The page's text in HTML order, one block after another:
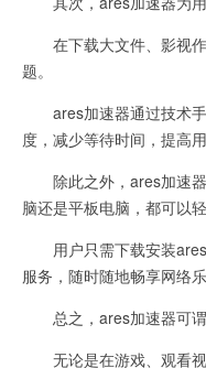
在下载大文件、影视作
题。
ares加速器通过技术手
度，减少等待时间，提高
除此之外，ares加速器
脑还是平板电脑，都可以
用户只需下载安装ares
服务，随时随地畅享网络乐
总之，ares加速器可谓
无论是在游戏、观看视